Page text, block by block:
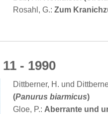
Rosahl, G.: Zum
- 1990
Dittberner, H. und
(Panurus biarmicus)
Gloe, P.: Aberrante und